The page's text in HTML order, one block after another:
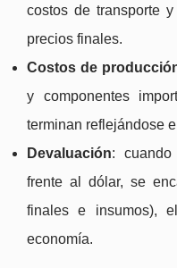
costos de transporte
precios finales.
Costos de
y componentes
terminan reflejándose
Devaluación:
frente al dólar, se
finales e insumos),
economía.